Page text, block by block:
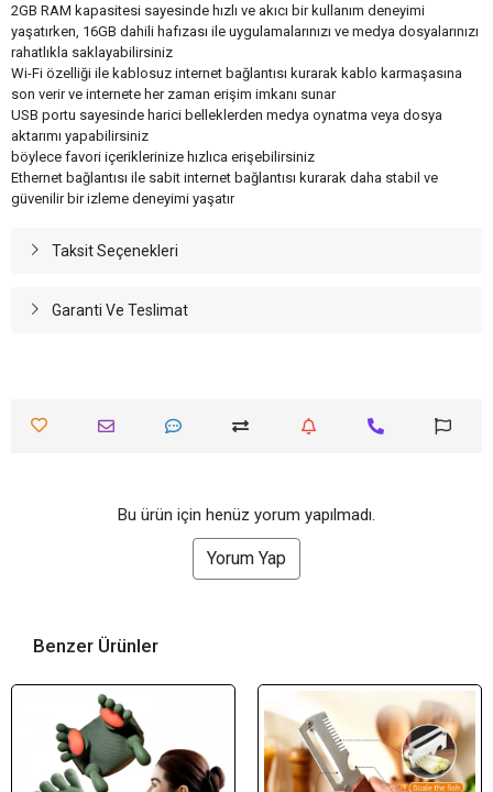
2GB RAM kapasitesi sayesinde hızlı ve akıcı bir kullanım deneyimi
yaşatırken, 16GB dahili hafızası ile uygulamalarınızı ve medya dosyalarınızı
rahatlıkla saklayabilirsiniz
Wi-Fi özelliği ile kablosuz internet bağlantısı kurarak kablo karmaşasına
son verir ve internete her zaman erişim imkanı sunar
USB portu sayesinde harici belleklerden medya oynatma veya dosya
aktarımı yapabilirsiniz
böylece favori içeriklerinize hızlıca erişebilirsiniz
Ethernet bağlantısı ile sabit internet bağlantısı kurarak daha stabil ve
güvenilir bir izleme deneyimi yaşatır
Taksit Seçenekleri
Garanti Ve Teslimat
Bu ürün için henüz yorum yapılmadı.
Yorum Yap
Benzer Ürünler